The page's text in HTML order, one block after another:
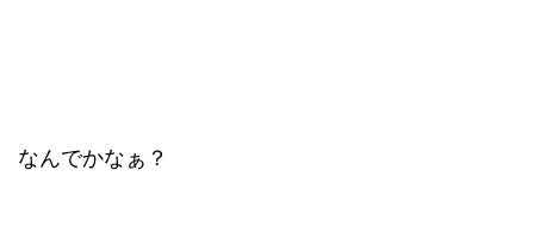
なんでかなぁ？